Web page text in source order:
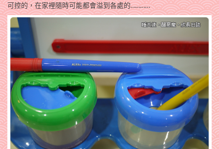
可控的，在家裡隨時可能都會溢到各處的…………